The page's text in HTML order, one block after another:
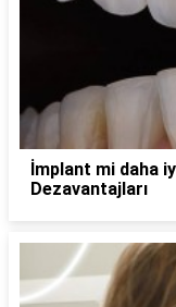
İmplant mi daha
Dezavantajları